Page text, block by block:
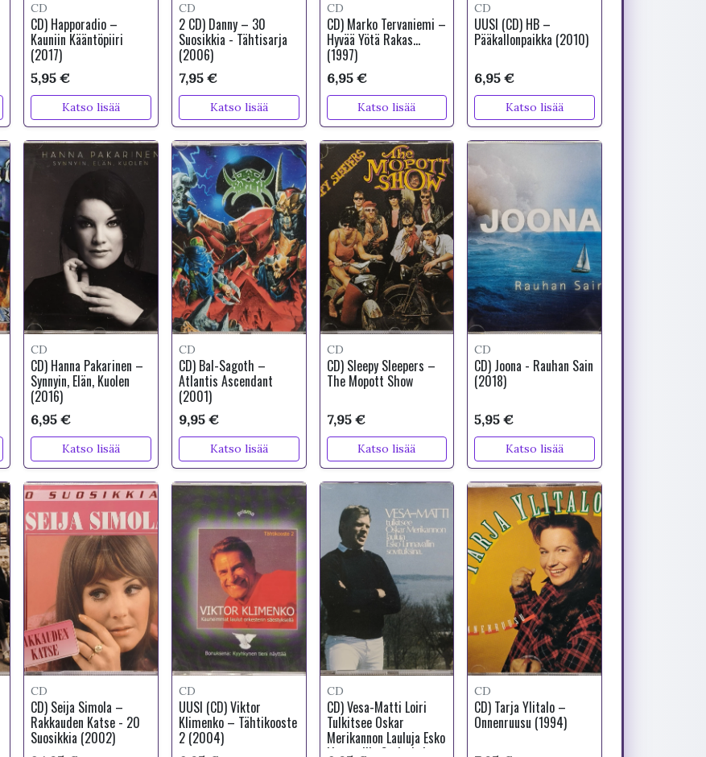
CD
CD) Happoradio –
Kauniin Kääntöpiiri
(2017)
5,95 €
Katso lisää
CD
2 CD) Danny – 30
Suosikkia - Tähtisarja
(2006)
7,95 €
Katso lisää
CD
CD) Marko Tervaniemi –
Hyvää Yötä Rakas...
(1997)
6,95 €
Katso lisää
CD
UUSI (CD) HB –
Pääkallonpaikka (2010)
6,95 €
Katso lisää
CD
CD) Hanna Pakarinen –
Synnyin, Elän, Kuolen
(2016)
6,95 €
Katso lisää
CD
CD) Bal-Sagoth –
Atlantis Ascendant
(2001)
9,95 €
Katso lisää
CD
CD) Sleepy Sleepers –
The Mopott Show
7,95 €
Katso lisää
CD
CD) Joona - Rauhan Sain
(2018)
5,95 €
Katso lisää
CD
CD) Seija Simola –
Rakkauden Katse - 20
Suosikkia (2002)
CD
UUSI (CD) Viktor
Klimenko – Tähtikooste
2 (2004)
CD
CD) Vesa-Matti Loiri
Tulkitsee Oskar
Merikannon Lauluja Esko
Linnavallin Sovituksina
CD
CD) Tarja Ylitalo –
Onnenruusu (1994)